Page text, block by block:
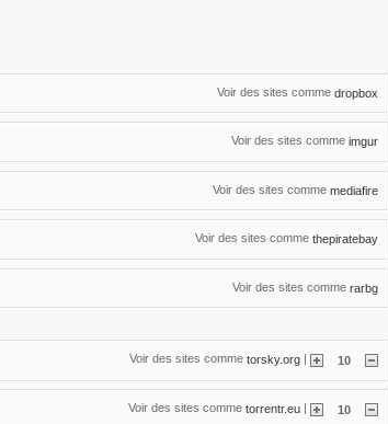
Voir des sites comme dropbox
Voir des sites comme imgur
Voir des sites comme mediafire
Voir des sites comme thepiratebay
Voir des sites comme rarbg
Voir des sites comme torsky.org | 10
Voir des sites comme torrentr.eu 10